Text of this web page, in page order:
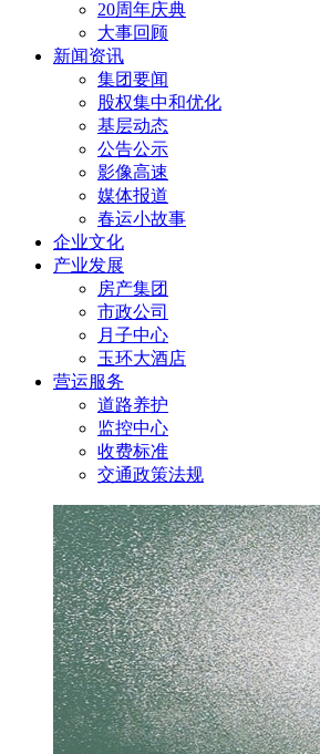
20周年庆典
大事回顾
新闻资讯
集团要闻
股权集中和优化
基层动态
公告公示
影像高速
媒体报道
春运小故事
企业文化
产业发展
房产集团
市政公司
月子中心
玉环大酒店
营运服务
道路养护
监控中心
收费标准
交通政策法规